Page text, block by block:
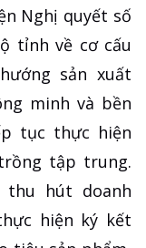
Nghị quyết số
tỉnh về cơ cấu
sản xuất
minh và bền
tục thực hiện
tập trung.
hút doanh
hiện ký kết